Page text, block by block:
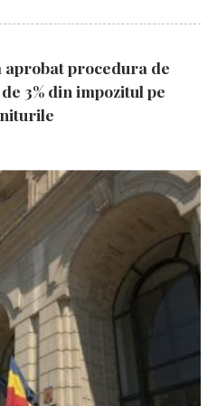
procedura de
3% din impozitul pe